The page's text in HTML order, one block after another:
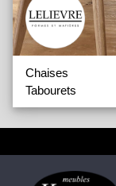
Chaises
Tabourets